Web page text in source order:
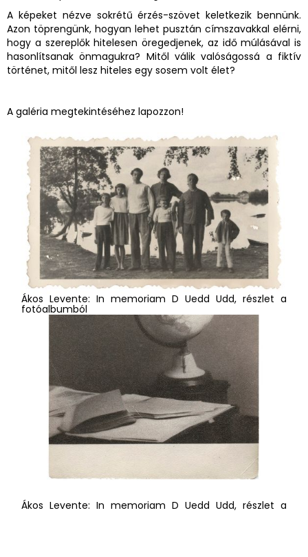
A képeket nézve sokrétű érzés-szövet keletkezik bennünk.
Azon töprengünk, hogyan lehet pusztán címszavakkal elérni,
hogy a szereplők hitelesen öregedjenek, az idő múlásával is
hasonlítsanak önmagukra? Mitől válik valóságossá a fiktív
történet, mitől lesz hiteles egy sosem volt élet?
A galéria megtekintéséhez lapozzon!
Ákos Levente: In memoriam D Uedd Udd, részlet a
Ákos Levente: In memoriam D Uedd Udd, részlet a
fotóalbumból